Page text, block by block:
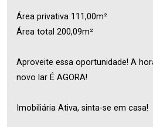
Área privativa 111,00m²
Área total 200,09m²
Aproveite essa oportunidade! A
novo lar É AGORA!
Imobiliária Ativa, sinta-se em casa!